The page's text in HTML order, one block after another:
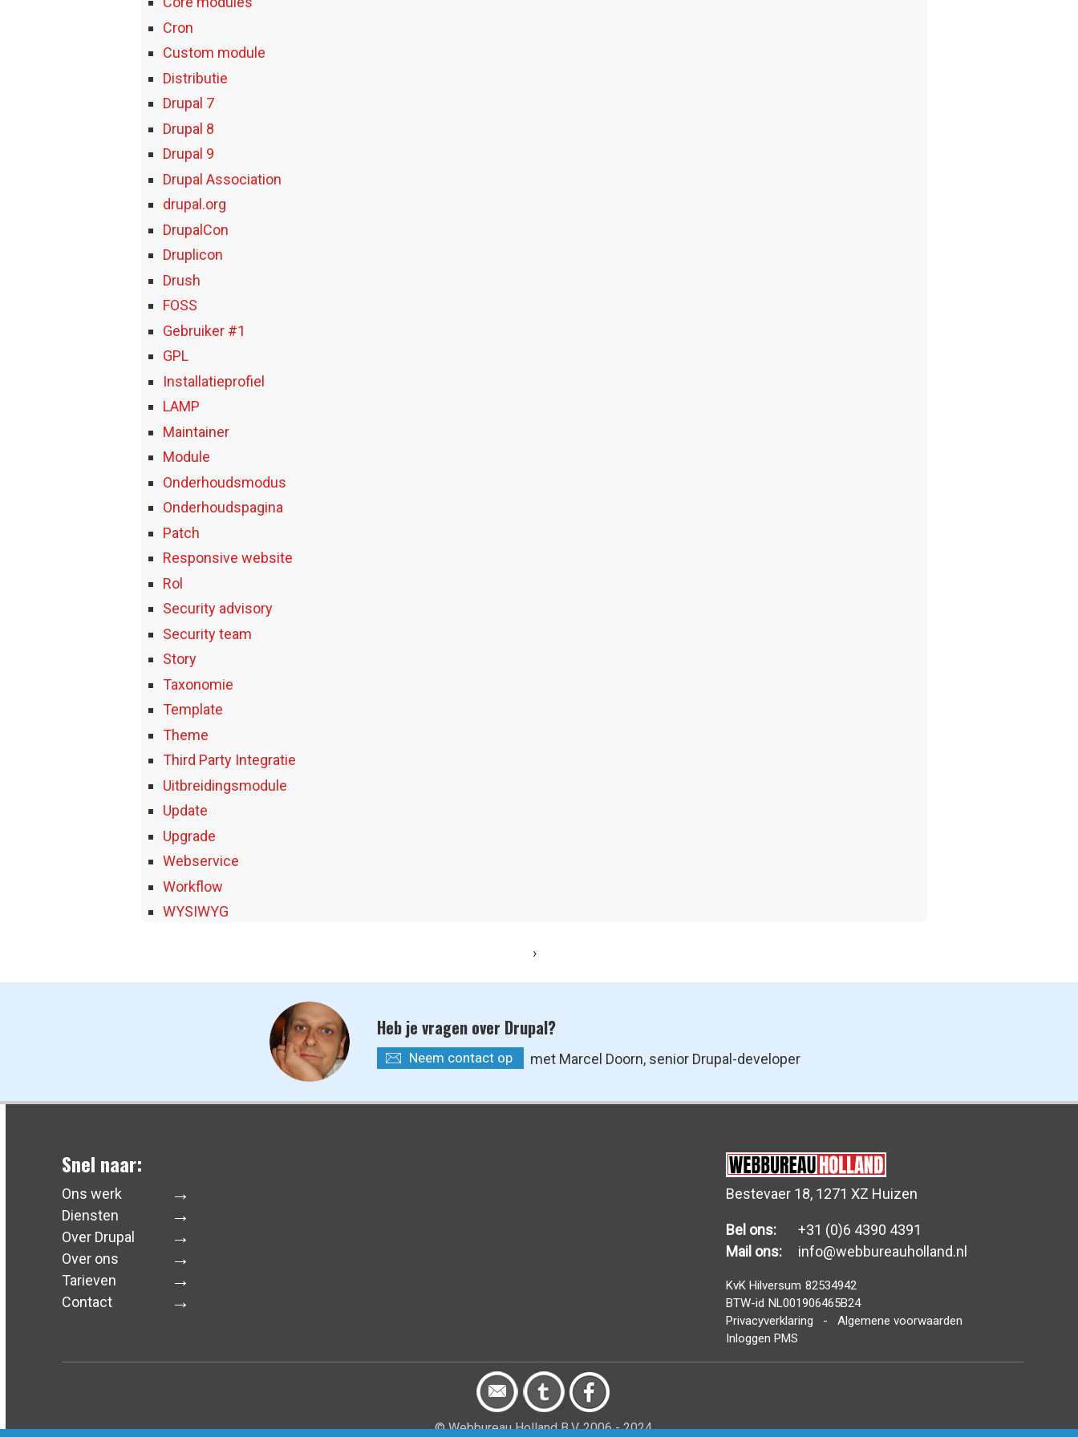
Cron
Custom module
Distributie
Drupal 7
Drupal 8
Drupal 9
Drupal Association
drupal.org
DrupalCon
Druplicon
Drush
FOSS
Gebruiker #1
GPL
Installatieprofiel
LAMP
Maintainer
Module
Onderhoudsmodus
Onderhoudspagina
Patch
Responsive website
Rol
Security advisory
Security team
Story
Taxonomie
Template
Theme
Third Party Integratie
Uitbreidingsmodule
Update
Upgrade
Webservice
Workflow
WYSIWYG
›
Heb je vragen over Drupal?
Neem contact op met Marcel Doorn, senior Drupal-developer
Snel naar:
Ons werk
Diensten
Over Drupal
Over ons
Tarieven
Contact
Bestevaer 18, 1271 XZ Huizen
Bel ons:
+31 (0)6 4390 4391
Mail ons:
info@webbureauholland.nl
KvK Hilversum 82534942
BTW-id NL001906465B24
Privacyverklaring -Algemene voorwaarden
Inloggen PMS
© Webbureau Holland B.V. 2006 - 2024